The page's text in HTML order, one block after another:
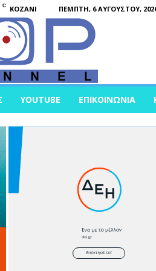
C KOZANI ΠΈΜΠΤΗ, 6 ΑΥΓΟΎΣΤΟΥ,
YOUTUBE ΕΠΙΚΟΙΝΩΝΊΑ